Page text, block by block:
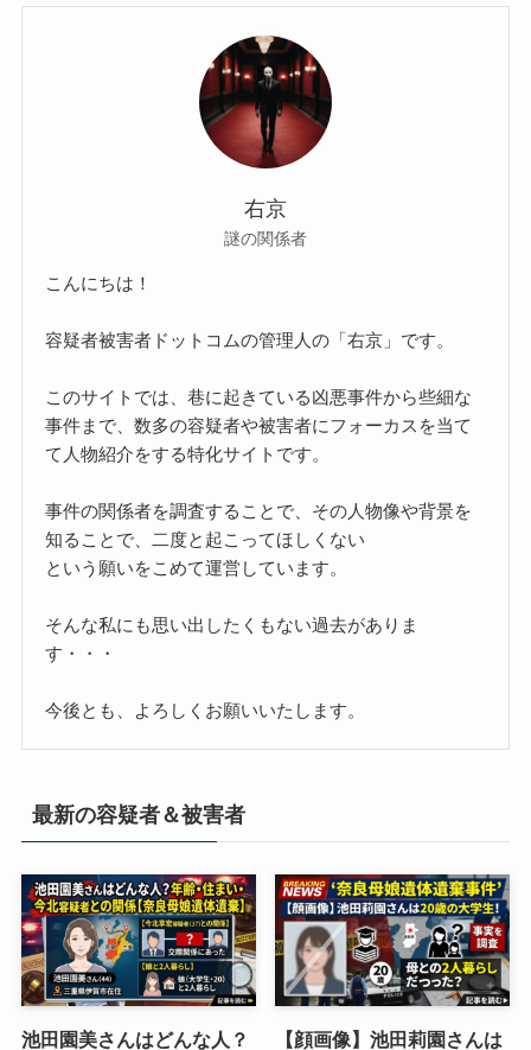
右京
謎の関係者
こんにちは！
容疑者被害者ドットコムの管理人の「右京」です。
このサイトでは、巷に起きている凶悪事件から些細な
事件まで、数多の容疑者や被害者にフォーカスを当て
て人物紹介をする特化サイトです。
事件の関係者を調査することで、その人物像や背景を
知ることで、二度と起こってほしくない
という願いをこめて運営しています。
そんな私にも思い出したくもない過去がありま
す・・・
今後とも、よろしくお願いいたします。
最新の容疑者＆被害者
池田園美さんはどんな人？
【顔画像】池田莉園さんは